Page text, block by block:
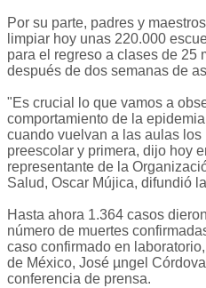
Por su parte, padres y
limpiar hoy unas 220.000
para el regreso a clases de 25
después de dos semanas de
"Es crucial lo que vamos a
comportamiento de la
cuando vuelvan a las aulas los
preescolar y primera, dijo hoy
representante de la
Salud, Oscar Mújica, difundió
Hasta ahora 1.364 casos
número de muertes
caso confirmado en
de México, José µngel
conferencia de prensa.